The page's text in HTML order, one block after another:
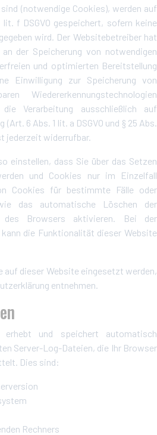
(notwendige Cookies), werden auf
lit. f DSGVO gespeichert, sofern keine
wird. Der Websitebetreiber hat
der Speicherung von notwendigen
und optimierten Bereitstellung
Einwilligung zur Speicherung von
Wiedererkennungstechnologien
Verarbeitung ausschließlich auf
6 Abs. 1 lit. a DSGVO und § 25 Abs.
jederzeit widerrufbar.
einstellen, dass Sie über das Setzen
und Cookies nur im Einzelfall
Cookies für bestimmte Fälle oder
das automatische Löschen der
des Browsers aktivieren. Bei der
die Funktionalität dieser Website
auf dieser Website eingesetzt werden,
entnehmen.
und speichert automatisch
Server-Log-Dateien, die Ihr Browser
Dies sind:
Rechners